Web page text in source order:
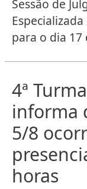
Sessão de
para o dia 17
4ª
informa
5/8
horas